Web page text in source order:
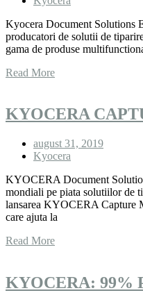
Kyocera Document Solutions
producatori de solutii de
gama de produse
Read More
KYOCERA
august 31, 2019
Kyocera
KYOCERA Document
mondiali pe piata solutiilor de
lansarea KYOCERA Capture
care ajuta la
Read More
KYOCERA: 99%